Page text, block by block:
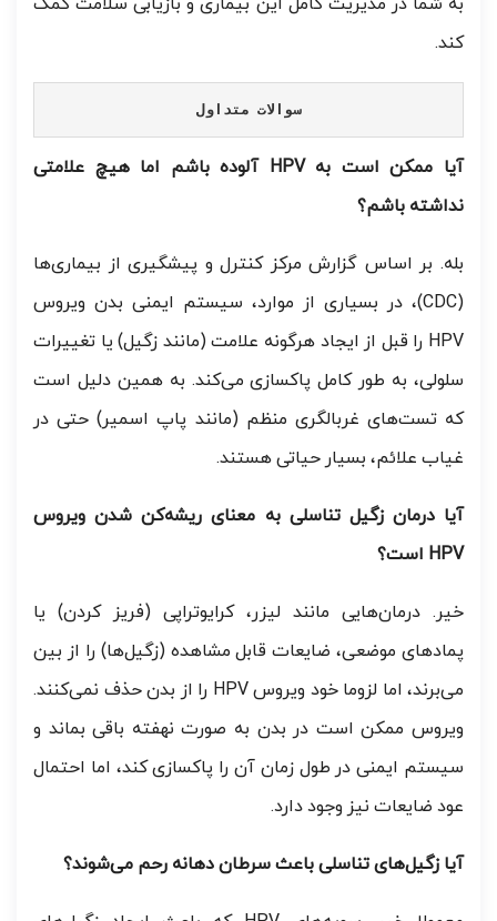
کند.
سوالات متداول
آیا ممکن است به HPV آلوده باشم اما هیچ علامتی
نداشته باشم؟
بله. بر اساس گزارش مرکز کنترل و پیشگیری از بیماری‌ها
(CDC)، در بسیاری از موارد، سیستم ایمنی بدن ویروس
HPV را قبل از ایجاد هرگونه علامت (مانند زگیل) یا تغییرات
سلولی، به طور کامل پاکسازی می‌کند. به همین دلیل است
که تست‌های غربالگری منظم (مانند پاپ اسمیر) حتی در
غیاب علائم، بسیار حیاتی هستند.
آیا درمان زگیل تناسلی به معنای ریشه‌کن شدن ویروس
HPV است؟
خیر. درمان‌هایی مانند لیزر، کرایوتراپی (فریز کردن) یا
پمادهای موضعی، ضایعات قابل مشاهده (زگیل‌ها) را از بین
می‌برند، اما لزوما خود ویروس HPV را از بدن حذف نمی‌کنند.
ویروس ممکن است در بدن به صورت نهفته باقی بماند و
سیستم ایمنی در طول زمان آن را پاکسازی کند، اما احتمال
عود ضایعات نیز وجود دارد.
آیا زگیل‌های تناسلی باعث سرطان دهانه رحم می‌شوند؟